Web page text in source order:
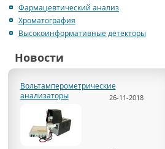
Фармацевтический анализ
Хроматография
Высокоинформативные детекторы
Новости
Вольтамперометрические
анализаторы
26-11-2018